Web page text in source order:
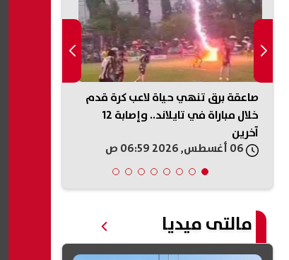
صاعقة برق تنهي حياة لاعب كرة قدم
خلال مباراة في تايلاند.. وإصابة 12
آخرين
مالتى ميديا